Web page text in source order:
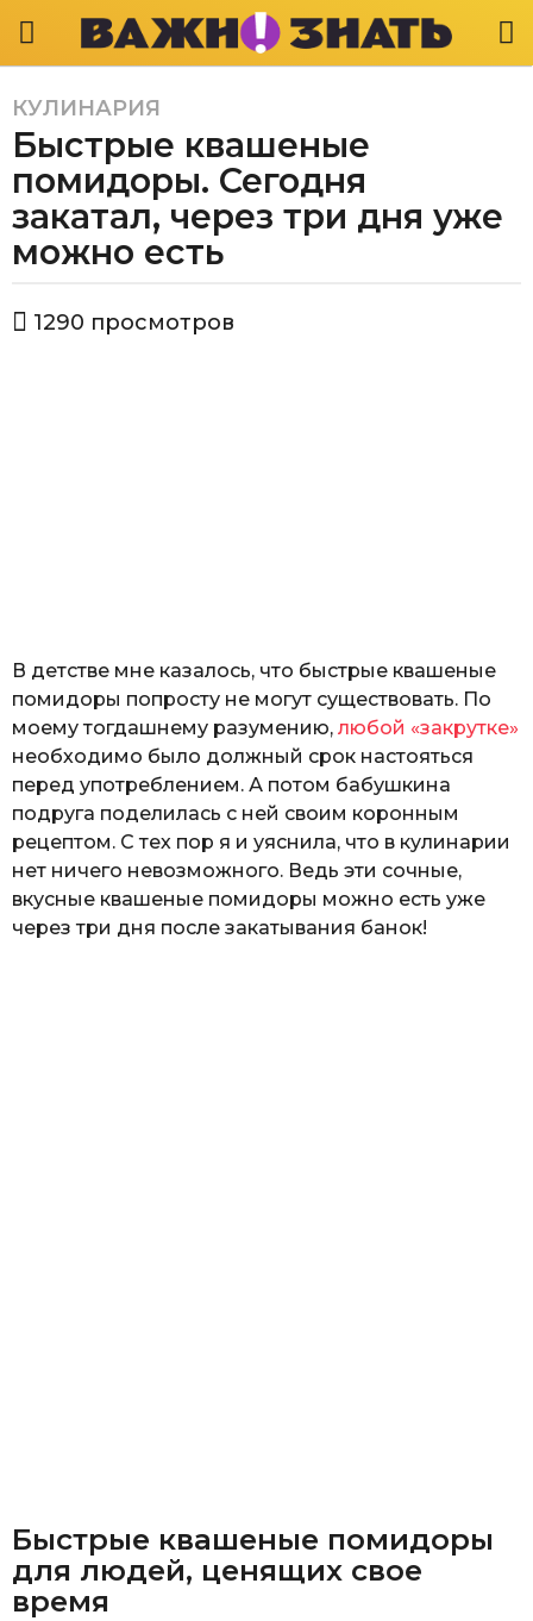
3
г
д
а
a
o
3
КУЛИНАРИЯ
Быстрые квашеные
помидоры. Сегодня
закатал, через три дня уже
можно есть
в
1290 просмотров
В детстве мне казалось, что быстрые квашеные
помидоры попросту не могут существовать. По
моему тогдашнему разумению, любой «закрутке»
необходимо было должный срок настояться
перед употреблением. А потом бабушкина
подруга поделилась с ней своим коронным
рецептом. С тех пор я и уяснила, что в кулинарии
нет ничего невозможного. Ведь эти сочные,
вкусные квашеные помидоры можно есть уже
через три дня после закатывания банок!
Быстрые квашеные помидоры
для людей, ценящих свое
время